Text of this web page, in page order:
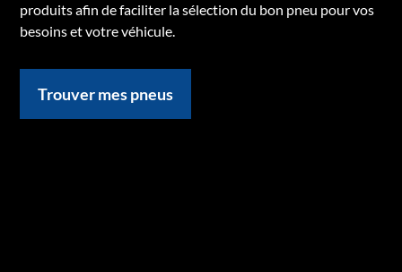
produits afin de faciliter la sélection du bon pneu pour vos
besoins et votre véhicule.
Trouver mes pneus